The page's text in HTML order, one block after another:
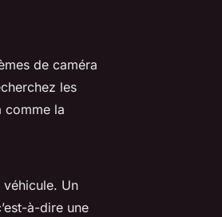
de caméra
les
comme la
Un
à-dire une